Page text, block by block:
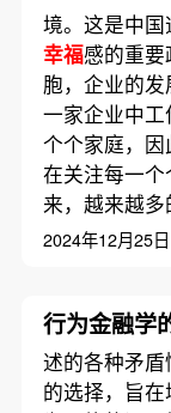
境。这是中
幸福感的重
胞，企业的
一家企业中
个个家庭，
在关注每一
来，越来越
2024年12月25日
行为金融
述的各种矛
的选择，旨在